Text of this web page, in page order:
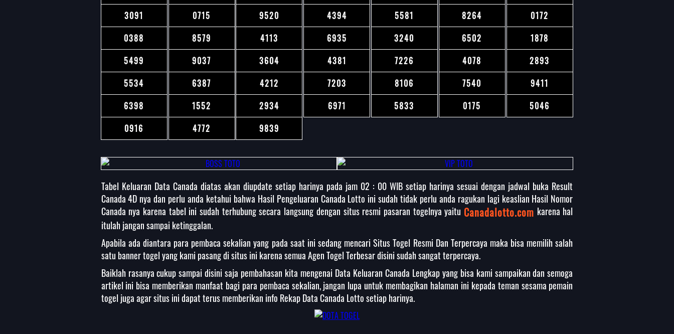
3091
0388
5499
5534
6398
0916
0715
8579
9037
6387
1552
4772
9520
4113
3604
4212
2934
9839
4394
6935
4381
7203
6971
5581
3240
7226
8106
5833
8264
6502
4078
7540
0175
0172
1878
2893
9411
5046
Tabel Keluaran Data Canada diatas akan diupdate setiap harinya pada jam 02 : 00 WIB setiap harinya sesuai dengan jadwal buka Result
Canada 4D nya dan perlu anda ketahui bahwa Hasil Pengeluaran Canada Lotto ini sudah tidak perlu anda ragukan lagi keaslian Hasil Nomor
Canada nya karena tabel ini sudah terhubung secara langsung dengan situs resmi pasaran togelnya yaitu Canadalotto.com karena hal
itulah jangan sampai ketinggalan.
Apabila ada diantara para pembaca sekalian yang pada saat ini sedang mencari Situs Togel Resmi Dan Terpercaya maka bisa memilih salah
satu banner togel yang kami pasang di situs ini karena semua Agen Togel Terbesar disini sudah sangat terpercaya.
Baiklah rasanya cukup sampai disini saja pembahasan kita mengenai Data Keluaran Canada Lengkap yang bisa kami sampaikan dan semoga
artikel ini bisa memberikan manfaat bagi para pembaca sekalian, jangan lupa untuk membagikan halaman ini kepada teman sesama pemain
togel juga agar situs ini dapat terus memberikan info Rekap Data Canada Lotto setiap harinya.